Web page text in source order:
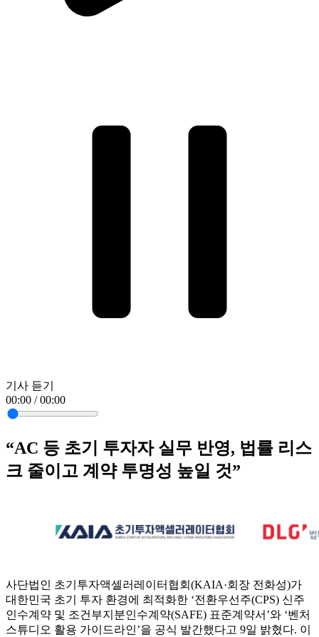
기사 듣기
00:00 / 00:00
“AC 등 초기 투자자 실무 반영, 법률 리스
크 줄이고 계약 투명성 높일 것”
사단법인 초기투자액셀러레이터협회(KAIA·회장 전화성)가
대한민국 초기 투자 환경에 최적화한 ‘전환우선주(CPS) 신주
인수계약 및 조건부지분인수계약(SAFE) 표준계약서’와 ‘벤처
스튜디오 활용 가이드라인’을 공식 발간했다고 9일 밝혔다. 이